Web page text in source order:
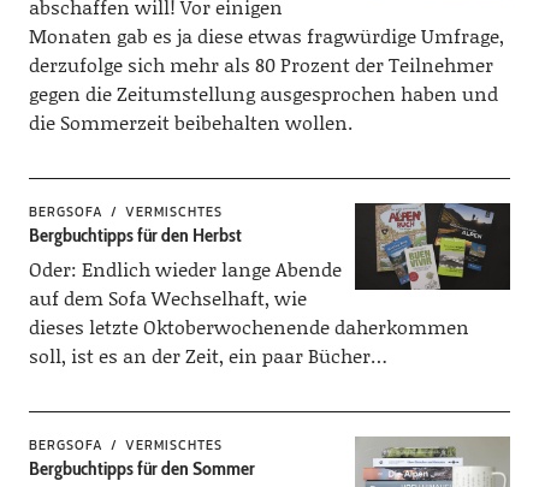
abschaffen will! Vor einigen
Monaten gab es ja diese etwas fragwürdige Umfrage,
derzufolge sich mehr als 80 Prozent der Teilnehmer
gegen die Zeitumstellung ausgesprochen haben und
die Sommerzeit beibehalten wollen.
BERGSOFA VERMISCHTES
Bergbuchtipps für den Herbst
Oder: Endlich wieder lange Abende
auf dem Sofa Wechselhaft, wie
dieses letzte Oktoberwochenende daherkommen
soll, ist es an der Zeit, ein paar Bücher…
BERGSOFA VERMISCHTES
Bergbuchtipps für den Sommer